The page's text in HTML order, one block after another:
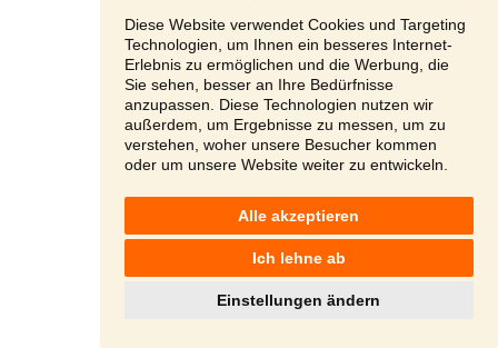
Diese Website verwendet Cookies und Targeting
Technologien, um Ihnen ein besseres Internet-
Erlebnis zu ermöglichen und die Werbung, die
Sie sehen, besser an Ihre Bedürfnisse
anzupassen. Diese Technologien nutzen wir
außerdem, um Ergebnisse zu messen, um zu
verstehen, woher unsere Besucher kommen
oder um unsere Website weiter zu entwickeln.
Alle akzeptieren
Ich lehne ab
Einstellungen ändern